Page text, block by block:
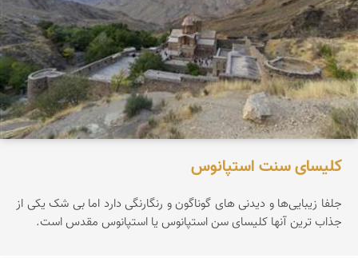
کلیسای سنت استپانوس
جلفا زیبایی‌ها و دیدنی های گوناگون و رنگارنگی دارد اما بی شک یکی از
جذاب ترین آنها کلیسای سن استپانوس یا استپانوس مقدس است.